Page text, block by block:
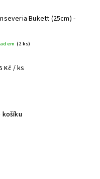
Bukett (25cm) -
(2 ks)
Kč / ks
košíku